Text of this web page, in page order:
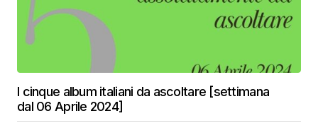
I cinque album italiani da ascoltare [settimana
dal 06 Aprile 2024]